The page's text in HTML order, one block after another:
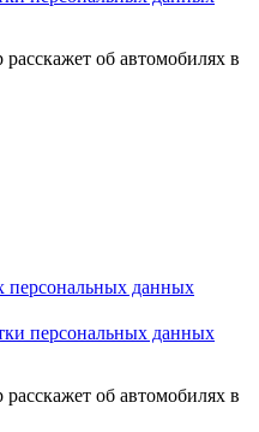
об автомобилях в
персональных данных
персональных данных
об автомобилях в